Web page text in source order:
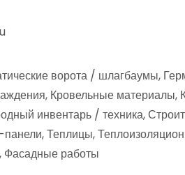
ворота / шлагбаумы,
Кровельные материалы,
инвентарь / техника,
Теплицы,
Фасадные работы